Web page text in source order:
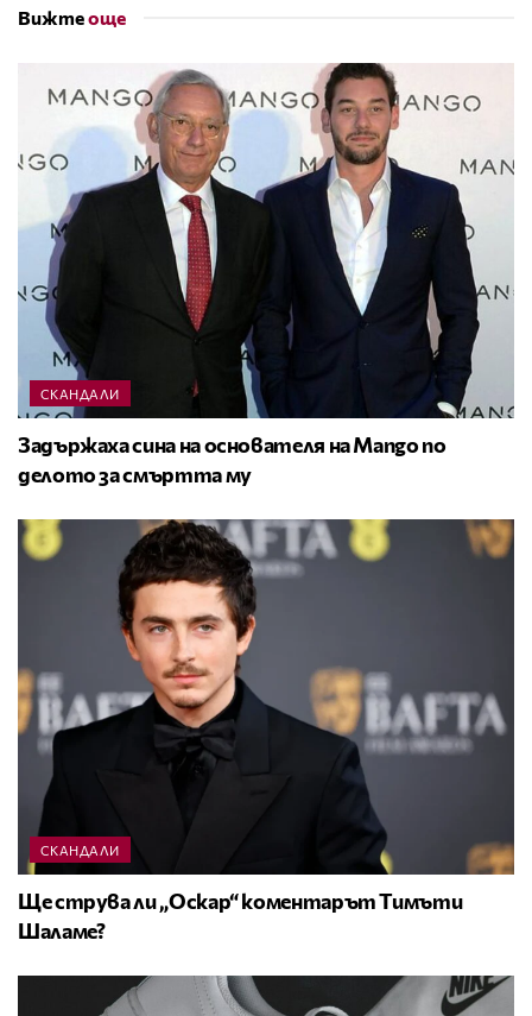
Вижтеоще
СКАНДАЛИ
Задържаха сина на основателя на Mango по
делото за смъртта му
СКАНДАЛИ
Ще струва ли „Оскар“ коментарът Тимъти
Шаламе?